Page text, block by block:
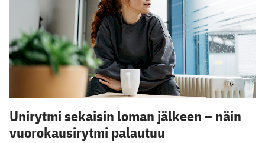
Unirytmi sekaisin loman jälkeen – näin
vuorokausirytmi palautuu